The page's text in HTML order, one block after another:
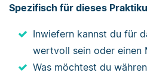
Spezifisch für dieses
Inwiefern kannst du für
wertvoll sein oder einen
Was möchtest du